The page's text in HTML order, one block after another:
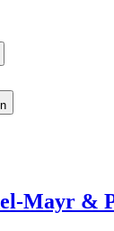
Mayr &